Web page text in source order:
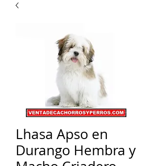
Lhasa Apso en
Durango Hembra y